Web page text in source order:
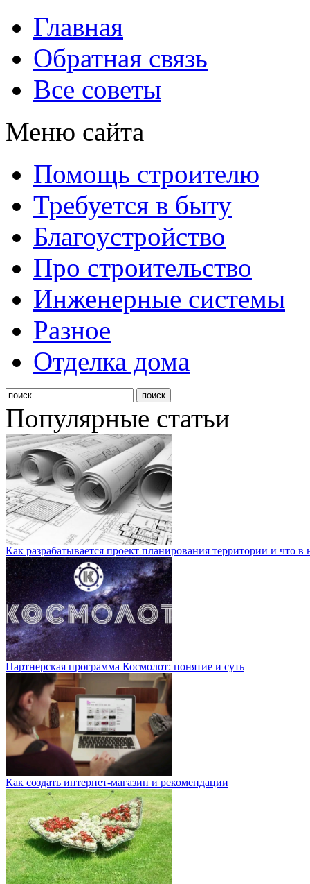
Главная
Обратная связь
Все советы
Меню сайта
Помощь строителю
Требуется в быту
Благоустройство
Про строительство
Инженерные системы
Разное
Отделка дома
Популярные статьи
Как разрабатывается проект планирования территории и что в
Партнерская программа Космолот: понятие и суть
Как создать интернет-магазин и рекомендации